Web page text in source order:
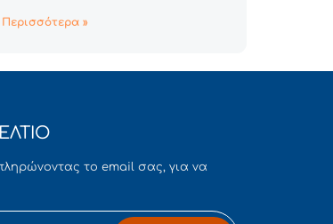
Περισσότερα »
το email σας, για να